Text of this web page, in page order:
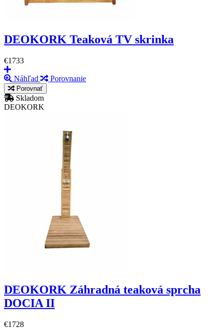
DEOKORK Teaková TV skrinka
€1733
Náhľad Porovnanie
Porovnať
Skladom
DEOKORK
DEOKORK Záhradná teaková sprcha
DOCIA II
€1728